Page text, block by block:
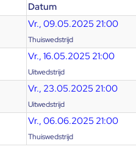
Datum
Vr., 09.05.2025 21:00
Thuiswedstrijd
Vr., 16.05.2025 21:00
Uitwedstrijd
Vr., 23.05.2025 21:00
Uitwedstrijd
Vr., 06.06.2025 21:00
Thuiswedstrijd